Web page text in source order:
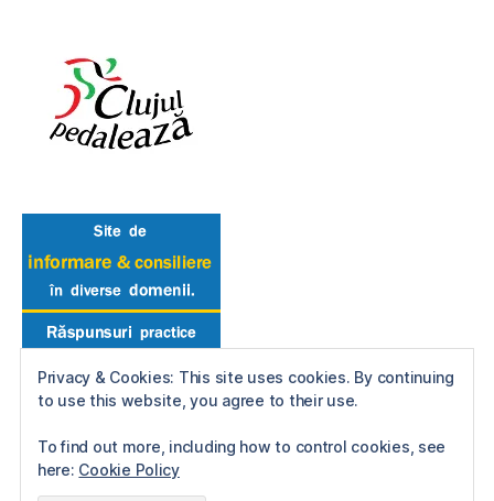
Privacy & Cookies: This site uses cookies. By continuing
to use this website, you agree to their use.
To find out more, including how to control cookies, see
here: Cookie Policy